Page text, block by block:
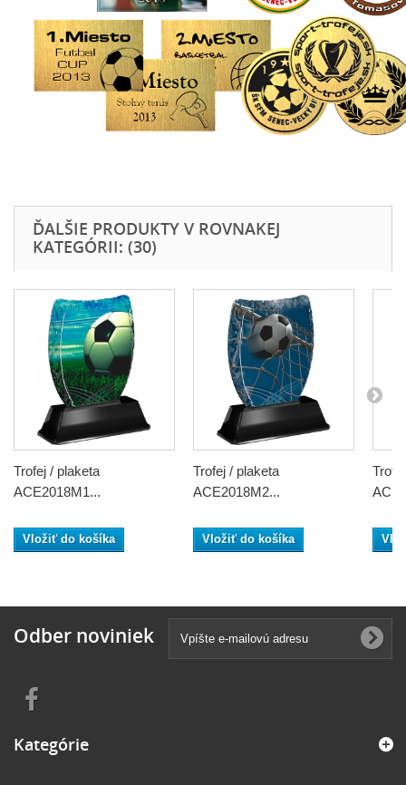
ĎALŠIE PRODUKTY V ROVNAKEJ
KATEGÓRII: (30)
Trofej / plaketa
ACE2018M1...
Vložiť do košíka
Trofej / plaketa
ACE2018M2...
Vložiť do košíka
Odber noviniek
Kategórie